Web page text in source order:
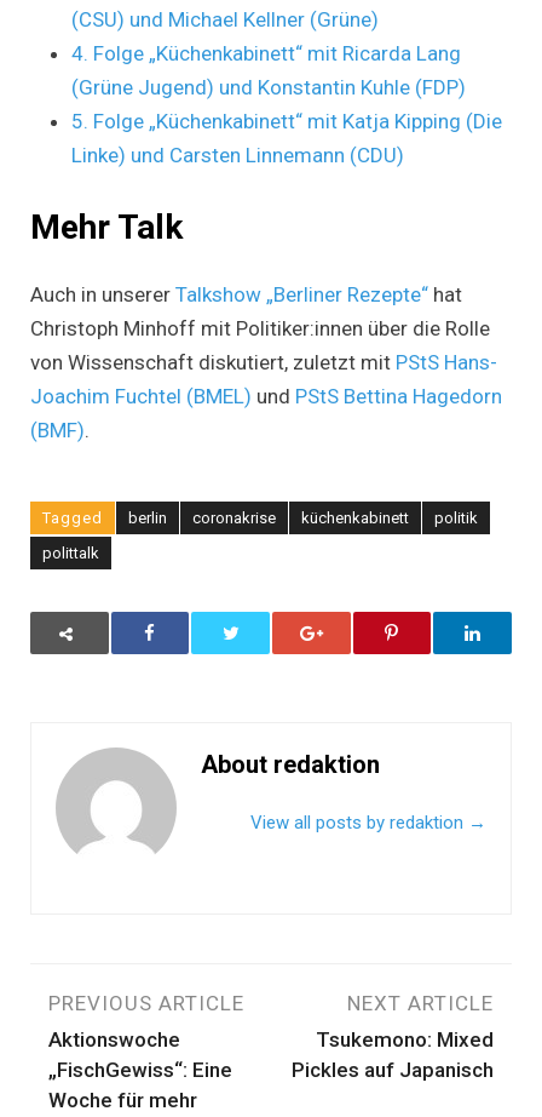
(CSU) und Michael Kellner (Grüne)
4. Folge „Küchenkabinett“ mit Ricarda Lang
(Grüne Jugend) und Konstantin Kuhle (FDP)
5. Folge „Küchenkabinett“ mit Katja Kipping (Die
Linke) und Carsten Linnemann (CDU)
Mehr Talk
Auch in unserer Talkshow „Berliner Rezepte“ hat
Christoph Minhoff mit Politiker:innen über die Rolle
von Wissenschaft diskutiert, zuletzt mit PStS Hans-
Joachim Fuchtel (BMEL) und PStS Bettina Hagedorn
(BMF).
Tagged berlin coronakrise küchenkabinett
politik
polittalk
About redaktion
View all posts by redaktion →
Beitragsnavigation
PREVIOUS ARTICLE
Aktionswoche
„FischGewiss“: Eine
Woche für mehr
NEXT ARTICLE
Tsukemono: Mixed
Pickles auf Japanisch